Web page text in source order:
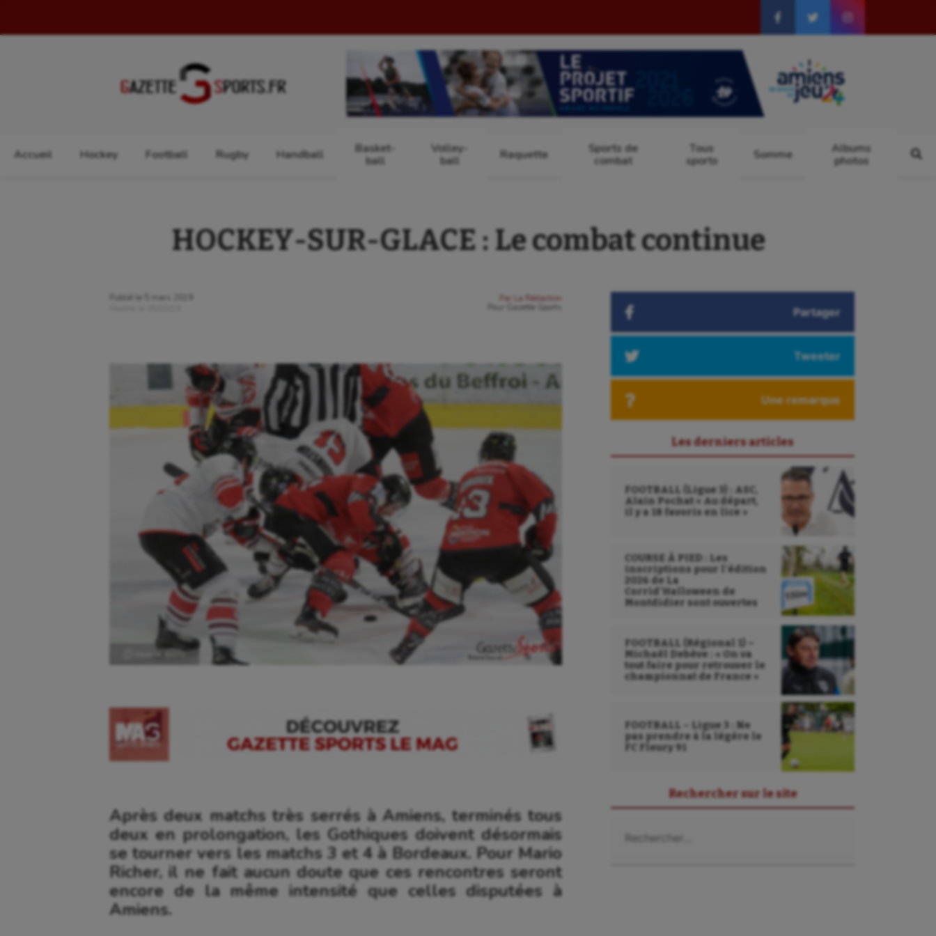
Accueil Hockey Football Rugby Handball
Basket-
ball
Volley-
ball
Raquette
Sports de
combat
Tous
sports
Somme
Albums
photos
HOCKEY-SUR-GLACE : Le combat continue
Publié le
5 mars 2019
Par
La Rédaction
Gazette Sports
Ⓒ Gazette Sports
Après deux matchs très serrés à Amiens, terminés tous
deux en prolongation, les Gothiques doivent désormais
se tourner vers les matchs 3 et 4 à Bordeaux. Pour Mario
Richer, il ne fait aucun doute que ces rencontres seront
encore de la même intensité que celles disputées à
Amiens.
Partager
Tweeter
Une remarque
Les derniers articles
FOOTBALL (Ligue 3) : ASC,
Alain Pochat « Au départ,
il y a 18 favoris en lice »
COURSE À PIED : Les
inscriptions pour l’édition
2026 de La
Corrid’Halloween de
Montdidier sont ouvertes
FOOTBALL (Régional 1) –
Michaël Debève : « On va
tout faire pour retrouver le
championnat de France »
FOOTBALL – Ligue 3 : Ne
pas prendre à la légère le
FC Fleury 91
Rechercher sur le site